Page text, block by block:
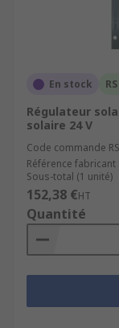
En stock
Régulateur
solaire 24 V
Code commande RS
Référence fabricant
Sous-total (1 unité)
152,38 €HT
Quantité